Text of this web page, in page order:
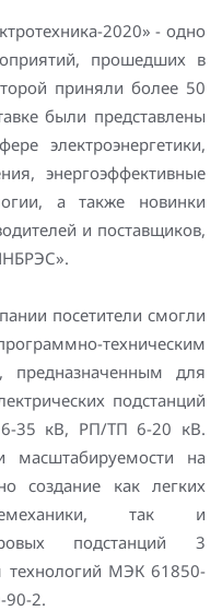
2020» - одно
прошедших в
приняли более 50
были представлены
электроэнергетики,
энергоэффективные
а также новинки
и поставщиков,
посетители смогли
техническим
для
подстанций
35 кВ, РП/ТП 6-20 кВ.
масштабируемости на
создание как легких
так и
подстанций 3
технологий МЭК 61850-
2.